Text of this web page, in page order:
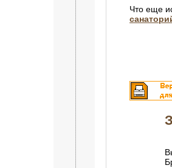
Что еще